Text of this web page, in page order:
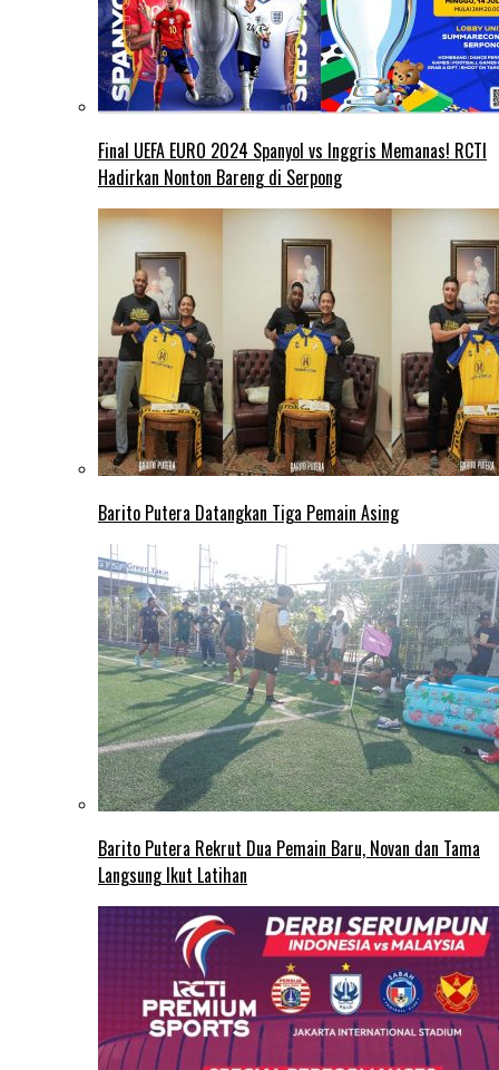
Final UEFA EURO 2024 Spanyol vs Inggris Memanas! RCTI
Hadirkan Nonton Bareng di Serpong
Barito Putera Datangkan Tiga Pemain Asing
Barito Putera Rekrut Dua Pemain Baru, Novan dan Tama
Langsung Ikut Latihan